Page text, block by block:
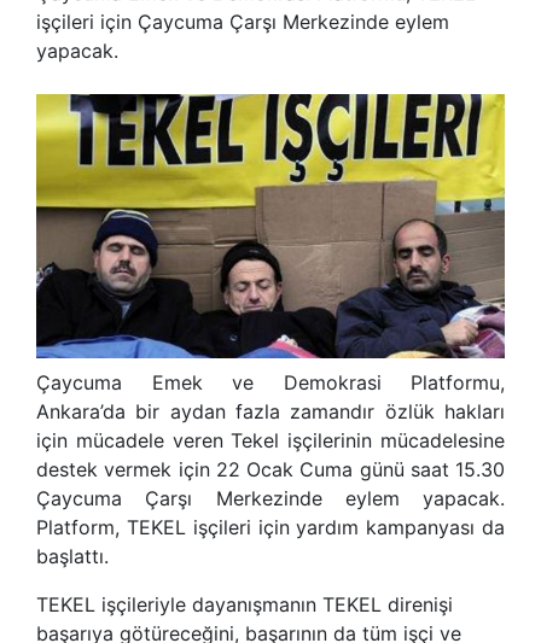
işçileri için Çaycuma Çarşı Merkezinde eylem
yapacak.
Çaycuma Emek ve Demokrasi Platformu,
Ankara’da bir aydan fazla zamandır özlük hakları
için mücadele veren Tekel işçilerinin mücadelesine
destek vermek için 22 Ocak Cuma günü saat 15.30
Çaycuma Çarşı Merkezinde eylem yapacak.
Platform, TEKEL işçileri için yardım kampanyası da
başlattı.
TEKEL işçileriyle dayanışmanın TEKEL direnişi
başarıya götüreceğini, başarının da tüm işçi ve